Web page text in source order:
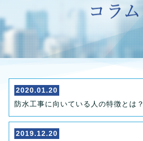
2020.01.20
防水工事に向いている人の特徴とは？
2019.12.20